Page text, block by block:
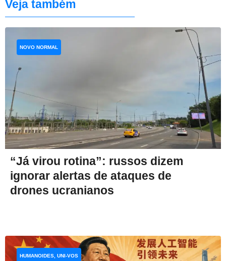
Veja também
“Já virou rotina”: russos dizem
ignorar alertas de ataques de
drones ucranianos
NOVO NORMAL
HUMANOIDES, UNI-VOS